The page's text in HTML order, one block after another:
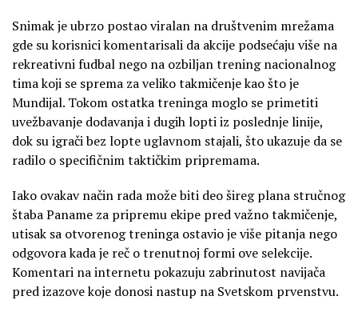
Snimak je ubrzo postao viralan na društvenim mrežama
gde su korisnici komentarisali da akcije podsećaju više na
rekreativni fudbal nego na ozbiljan trening nacionalnog
tima koji se sprema za veliko takmičenje kao što je
Mundijal. Tokom ostatka treninga moglo se primetiti
uvežbavanje dodavanja i dugih lopti iz poslednje linije,
dok su igrači bez lopte uglavnom stajali, što ukazuje da se
radilo o specifičnim taktičkim pripremama.
Iako ovakav način rada može biti deo šireg plana stručnog
štaba Paname za pripremu ekipe pred važno takmičenje,
utisak sa otvorenog treninga ostavio je više pitanja nego
odgovora kada je reč o trenutnoj formi ove selekcije.
Komentari na internetu pokazuju zabrinutost navijača
pred izazove koje donosi nastup na Svetskom prvenstvu.